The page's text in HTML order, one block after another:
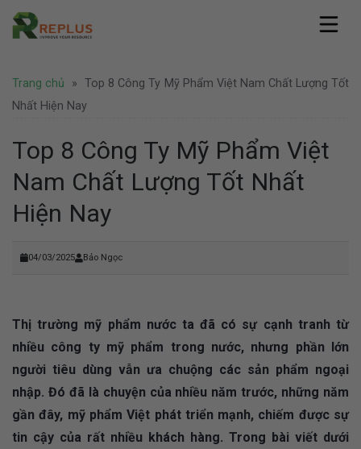
Skip
Giới thiệu
Hồ sơ năng lực
Văn phòng ảo
Coworking Space
Thuê chỗ ngồi làm việc
Thuê phòng họp
Văn phòng Hà Nội
Thành lập công ty
Thành lập công ty nước ngoài
Tư vấn pháp lý
Bảo hộ thương hiệu
Tin tức
Văn phòng
Khuyến mãi
Tuyển dụng
Hình ảnh
Địa điểm Thành Phố Hồ Chí Minh
Địa điểm nước ngoài
Liên hệ
Trang chủ »
Top 8 Công Ty Mỹ Phẩm Việt Nam Chất Lượng Tốt
Nhất Hiện Nay
Top 8 Công Ty Mỹ Phẩm Việt
Nam Chất Lượng Tốt Nhất
Hiện Nay
04/03/2025 Bảo Ngọc
Thị trường mỹ phẩm nước ta đã có sự cạnh tranh từ
nhiều công ty mỹ phẩm trong nước, nhưng phần lớn
người tiêu dùng vẫn ưa chuộng các sản phẩm ngoại
nhập. Đó đã là chuyện của nhiều năm trước, những năm
gần đây, mỹ phẩm Việt phát triển mạnh, chiếm được sự
tin cậy của rất nhiều khách hàng. Trong bài viết dưới